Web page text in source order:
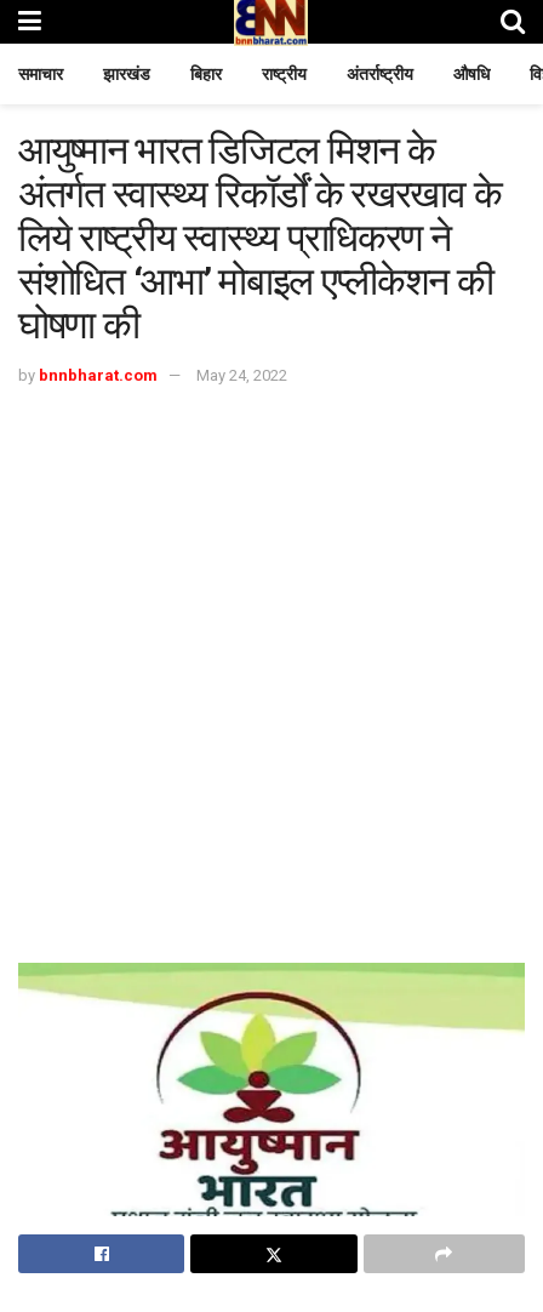
समाचार झारखंड बिहार राष्ट्रीय अंतर्राष्ट्रीय औषधि
आयुष्मान भारत डिजिटल मिशन के
अंतर्गत स्वास्थ्य रिकॉर्डों के रखरखाव के
लिये राष्ट्रीय स्वास्थ्य प्राधिकरण ने
संशोधित ‘आभा’ मोबाइल एप्लीकेशन की
घोषणा की
by bnnbharat.com May 24, 2022